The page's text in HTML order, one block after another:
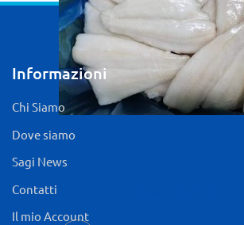
Informazioni
Chi Siamo
Dove siamo
Sagi News
Contatti
Il mio Account